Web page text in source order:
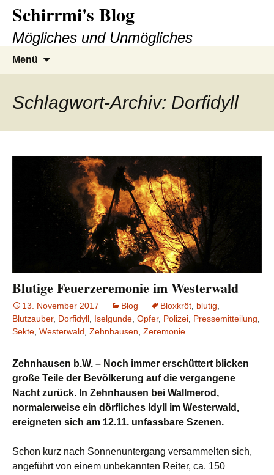
Inhalt
springen
Schirrmi's Blog
Mögliches und Unmögliches
Menü
Schlagwort-Archiv: Dorfidyll
Blutige Feuerzeremonie im Westerwald
13. November 2017 Blog Bloxkröt blutig
Blutzauber, Dorfidyll Iselgunde Opfer, Polizei Pressemitteilung
Sekte Westerwald Zehnhausen Zeremonie
Zehnhausen b.W. – Noch immer erschüttert blicken
große Teile der Bevölkerung auf die vergangene
Nacht zurück. In Zehnhausen bei Wallmerod,
normalerweise ein dörfliches Idyll im Westerwald,
ereigneten sich am 12.11. unfassbare Szenen.
Schon kurz nach Sonnenuntergang versammelten sich,
angeführt von einem unbekannten Reiter, ca. 150